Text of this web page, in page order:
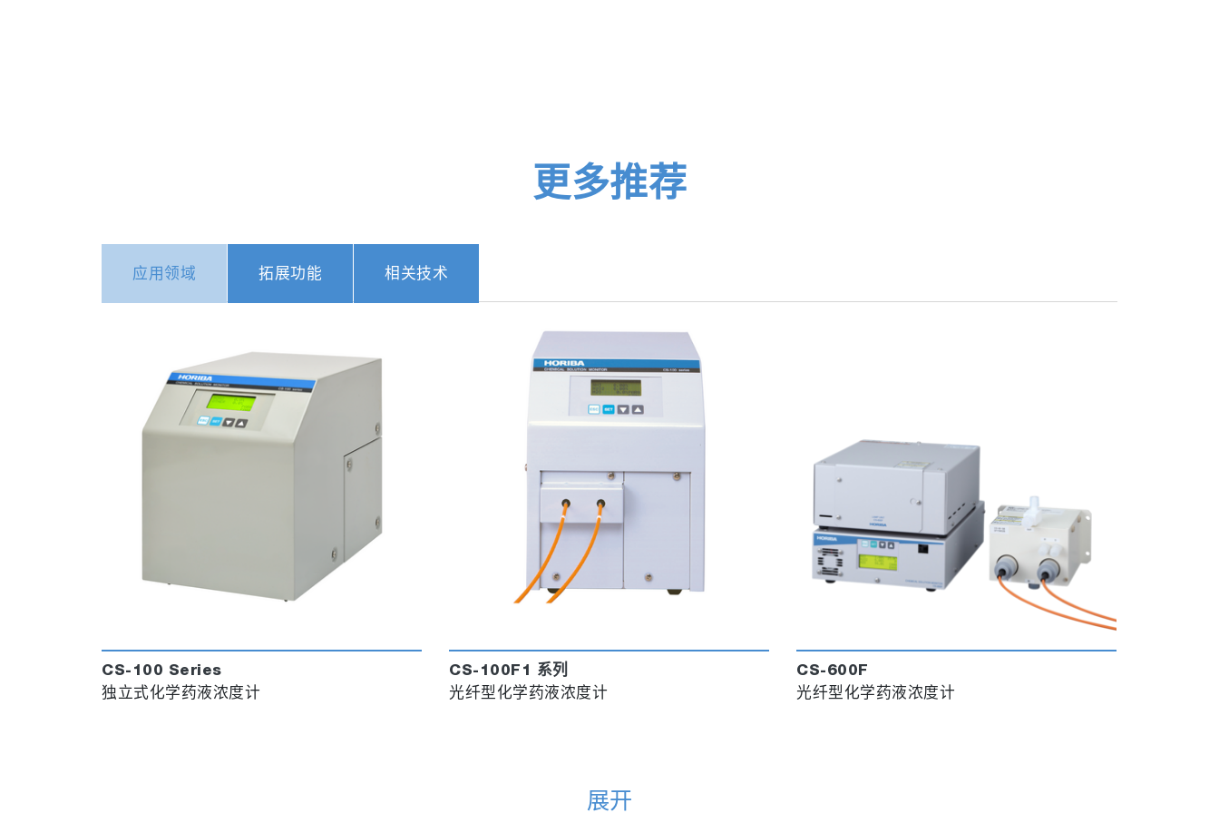
更多推荐
应用领域 拓展功能 相关技术
CS-100 Series
独立式化学药液浓度计
CS-100F1 系列
光纤型化学药液浓度计
CS-600F
光纤型化学药液浓度计
展开